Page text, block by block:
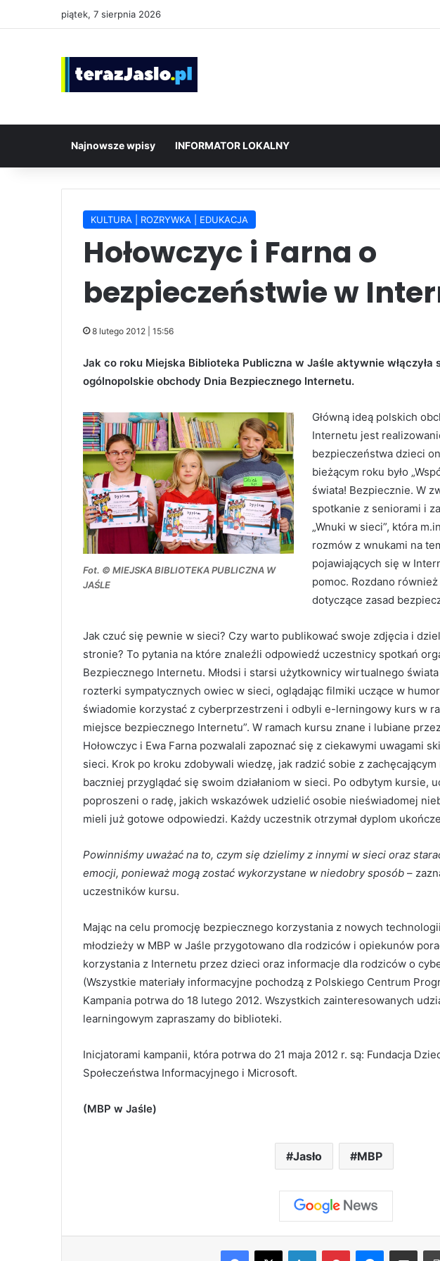
piątek, 7 sierpnia 2026
Najnowsze wpisy INFORMATOR LOKALNY
KULTURA | ROZRYWKA | EDUKACJA
Hołowczyc i Farna o
bezpieczeństwie w
8 lutego 2012 | 15:56
Jak co roku Miejska Biblioteka Publiczna w Jaśle aktywnie włączyła
ogólnopolskie obchody Dnia Bezpiecznego Internetu.
Fot. © MIEJSKA BIBLIOTEKA PUBLICZNA W
JAŚLE
Główną ideą polskich
Internetu jest
bezpieczeństwa dzieci
bieżącym roku było
świata! Bezpiecznie. W
spotkanie z seniorami i
„Wnuki w sieci”, która
rozmów z wnukami na
pojawiających się w
pomoc. Rozdano
dotyczące zasad
Jak czuć się pewnie w sieci? Czy warto publikować swoje zdjęcia i
stronie? To pytania na które znaleźli odpowiedź uczestnicy spotkań
Bezpiecznego Internetu. Młodsi i starsi użytkownicy wirtualnego
rozterki sympatycznych owiec w sieci, oglądając filmiki uczące w
świadomie korzystać z cyberprzestrzeni i odbyli e-lerningowy kurs w
miejsce bezpiecznego Internetu”. W ramach kursu znane i lubiane
Hołowczyc i Ewa Farna pozwalali zapoznać się z ciekawymi uwagami
sieci. Krok po kroku zdobywali wiedzę, jak radzić sobie z
baczniej przyglądać się swoim działaniom w sieci. Po odbytym kursie,
poproszeni o radę, jakich wskazówek udzielić osobie nieświadomej
mieli już gotowe odpowiedzi. Każdy uczestnik otrzymał dyplom
Powinniśmy uważać na to, czym się dzielimy z innymi w sieci oraz
emocji, ponieważ mogą zostać wykorzystane w niedobry sposób –
uczestników kursu.
Mając na celu promocję bezpiecznego korzystania z nowych
młodzieży w MBP w Jaśle przygotowano dla rodziców i opiekunów
korzystania z Internetu przez dzieci oraz informacje dla rodziców o
(Wszystkie materiały informacyjne pochodzą z Polskiego Centrum
Kampania potrwa do 18 lutego 2012. Wszystkich zainteresowanych
learningowym zapraszamy do biblioteki.
Inicjatorami kampanii, która potrwa do 21 maja 2012 r. są: Fundacja
Społeczeństwa Informacyjnego i Microsoft.
(MBP w Jaśle)
Jasło MBP
Facebook
X LinkedInPinterestMessenger
Share via Email